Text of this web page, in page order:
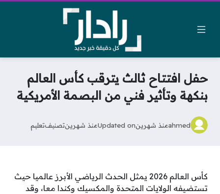
حفل افتتاح ثالث يترقب كأس العالم
بنكهة وتأثير فني من البصمة الأمريكية
ahmedمنذ شهرينUpdated onمنذ شهرينتصنيفتعليم
كأس العالم 2026 يمثل الحدث الرياضي الأبرز عالميا حيث
تستضيفه الولايات المتحدة والمكسيك وكندا معا، وقد